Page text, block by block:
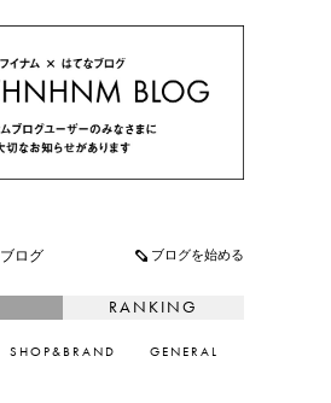
ブログ ブログを始める
RANKING
SHOP&BRAND GENERAL